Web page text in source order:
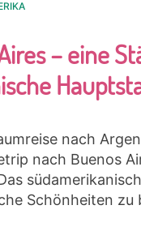
– eine
nach
nach Buenos
Schönheiten